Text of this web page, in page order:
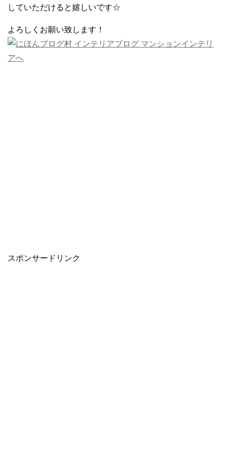
していただけると嬉しいです☆
よろしくお願い致します！
スポンサードリンク